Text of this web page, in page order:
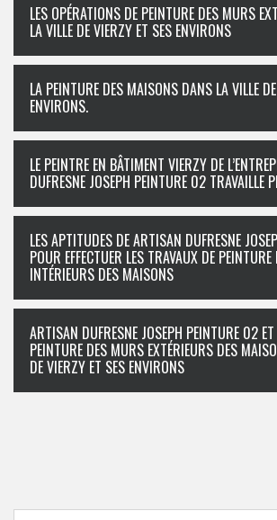
LES OPÉRATIONS DE PEINTURE DES MURS
LA VILLE DE VIERZY ET SES ENVIRONS
LA PEINTURE DES MAISONS DANS LA VILLE
ENVIRONS.
LE PEINTRE EN BÂTIMENT VIERZY DE
DUFRESNE JOSEPH PEINTURE 02 TRAVAILLE
LES APTITUDES DE ARTISAN DUFRESNE
POUR EFFECTUER LES TRAVAUX DE
INTÉRIEURS DES MAISONS
ARTISAN DUFRESNE JOSEPH PEINTURE 02
PEINTURE DES MURS EXTÉRIEURS DES
DE VIERZY ET SES ENVIRONS